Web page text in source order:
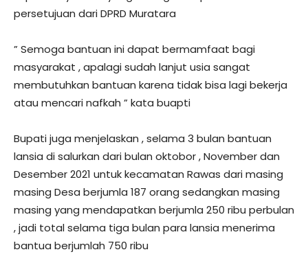
persetujuan dari DPRD Muratara
” Semoga bantuan ini dapat bermamfaat bagi
masyarakat , apalagi sudah lanjut usia sangat
membutuhkan bantuan karena tidak bisa lagi bekerja
atau mencari nafkah ” kata buapti
Bupati juga menjelaskan , selama 3 bulan bantuan
lansia di salurkan dari bulan oktobor , November dan
Desember 2021 untuk kecamatan Rawas dari masing
masing Desa berjumla 187 orang sedangkan masing
masing yang mendapatkan berjumla 250 ribu perbulan
, jadi total selama tiga bulan para lansia menerima
bantua berjumlah 750 ribu